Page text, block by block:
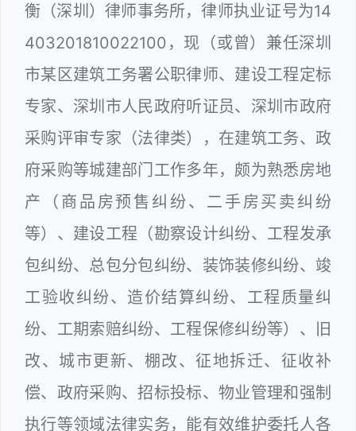
衡（深圳）律师事务所，律师执业证号为14
403201810022100，现（或曾）兼任深圳
市某区建筑工务署公职律师、建设工程定标
专家、深圳市人民政府听证员、深圳市政府
采购评审专家（法律类），在建筑工务、政
府采购等城建部门工作多年，颇为熟悉房地
产（商品房预售纠纷、二手房买卖纠纷
等）、建设工程（勘察设计纠纷、工程发承
包纠纷、总包分包纠纷、装饰装修纠纷、竣
工验收纠纷、造价结算纠纷、工程质量纠
纷、工期索赔纠纷、工程保修纠纷等）、旧
改、城市更新、棚改、征地拆迁、征收补
偿、政府采购、招标投标、物业管理和强制
执行等领域法律实务，能有效维护委托人各